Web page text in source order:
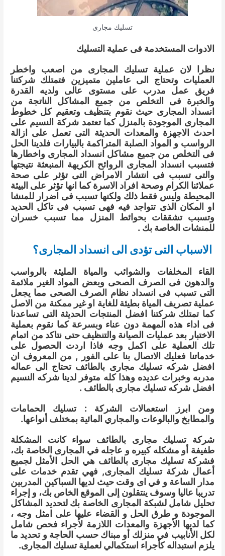
تسليك مجارى
الادوات المستخدمة فى عملية التسليك
نظرا لان عملية تسليك المجارى من اصعب واخطر
العمليات وتحتاج الى عاملين متميزين فتمتلك شركتنا
فريق عمل مدرب على مستوى عالى ولديه القدرة
والخبرة فى التخلص من جميع المشاكل الناتجة من
انسداد المجارى حيث نقوم بتنظيف وتعقيم كل خطوط
المجارى الموجودة بالمنزل كما تعتمد شركة النسيم على
احدث الاجهزة والمعدات الحديثة التى تعمل على ازالة
الرواسب و المواد الصلبة المتراكمة بالبيارات فلدينا الحل
فى التخلص من جميع مشاكل انسداد المجارى واخطارها
فتسبب انسداد المجارى الروائح الكريهة المنبعثة نتيجتها
والتى تسبب فى انتشار الامراض التى تؤثر على صحة
عملائنا الكرام وصحة افراد الاسرة كما انها تؤثر على البيئة
المحيطة وليس فقط ذلك ولكنها تسبب فى اضرار للمنشا
او المكان الذى تتواجد فيه فهى تسبب فى تاكل الحديد
وتسبب تشققات بحوائط المنزل مما تسبب خسران
للمنشات الخاصة بك .
الاسباب التى تؤدى الى انسداد المجارى؟
القاء المخلفات والشوائب والمياة المليئة بالرواسب
والدهون فى الصرف الصحى وبعض المواد الغير ملائمة
التى تسبب فى انسداد نظام الصرف الصحى مما يجعل
عملية تصريف المياة بطيئة للغاية او غير ممكنة من الاصل
كما تمتلك شركتنا افضل المنتجات الحديثة التى تساعدنا
فى اداء هذه المهمة دون عناء وبسرعة كما نقوم بعملية
الاختبار بعد عمليات الصيانة والتنظيف حتى نتاكد من اتمام
تلك العملية على اكمل وجه فاذا اردت الحصول على
خدماتنا فعليك الاتصال بنا على الفور , من المعروف ان
افضل شركه تسليك مجارى بالطائف تحتاج الى عماله
مدربه وخبرات عديده وهذا كله متوفر لدينا شركه النسيم
افضل شركه تسليك مجارى بالطائف .
ومن ابرز استعمالات الشركة : تسليك الحمامات
والمطابخ والبالوعات والمجاري المائية بمختلف أنواعها.
شركة تسليك مجارى بالطائف سواء كانت المشكلة
طفيفة أو مشكله كبيره و عاجله في المجارى الخاصة بك،
فشركة تسليك مجارى بالطائف هي الحل الأمثل لجميع
أعمال شركة تسليك المجارى, فهي تقدم خدمات على
مدار الساعة و في اى وقت حيث لديها السباكين المدربين
تدريبا عاليا وسوف ينتقلون إلى الموقع الخاص بك، و إجراء
تحليل شامل لشبكة المجارى الخاصة بك لتحديد المشاكل
الموجودة و طرق الحل و القضاء عليها على امثل وجه ،
كما لديها الأجهزة والمعدات اللازمة لأجراء فحص شامل
لكل الأنابيب في منزلك أو مبناك حسب الحاجة و تحديد ما
يلزم استبداله كأجراء استكمالي لعملية تسليك المجارى.